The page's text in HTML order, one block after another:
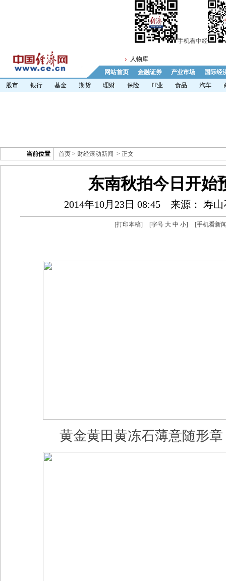
手机看中经
人物库
网站首页
金融证券 产业市场
国际经
股市
银行 基金 期货 理财 保险 IT业 食品 汽车
当前位置 首页 > 财经滚动新闻 > 正文
东南秋拍今日开始
2014年10月23日 08:45 来源： 寿
[打印本稿] [字号 大 中 小] [手机看新
黄金黄田黄冻石薄意随形章